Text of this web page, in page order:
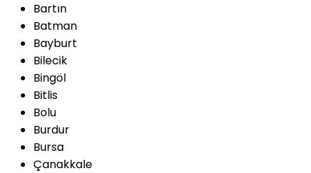
Bartın
Batman
Bayburt
Bilecik
Bingöl
Bitlis
Bolu
Burdur
Bursa
Çanakkale